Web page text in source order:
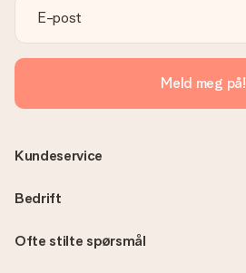
Meld meg på!
Ofte stilte spørsmål
Kundeservice
Bedrift